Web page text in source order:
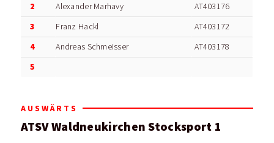
2 Alexander Marhavy AT403176
3 Franz Hackl AT403172
4 Andreas Schmeisser AT403178
5
AUSWÄRTS
ATSV Waldneukirchen Stocksport 1